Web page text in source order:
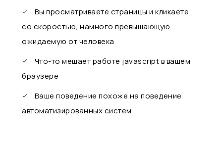
Вы просматриваете страницы и кликаете
со скоростью, намного превышающую
ожидаемую от человека
Что-то мешает работе javascript в вашем
браузере
Ваше поведение похоже на поведение
автоматизированных систем